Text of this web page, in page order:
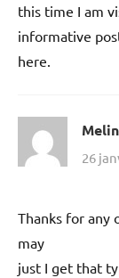
this time I am
informative
here.
26
Thanks for any
may
just I get that